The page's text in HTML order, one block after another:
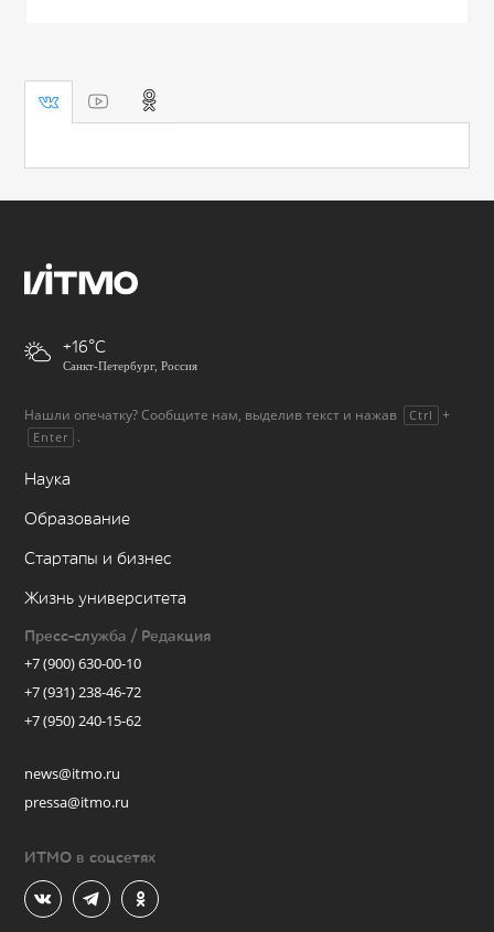
+16
Санкт-Петербург, Россия
Нашли опечатку? Сообщите нам, выделив текст и нажав Ctrl +
Enter .
Наука
Образование
Стартапы и бизнес
Жизнь университета
Пресс-служба / Редакция
+7 (900) 630-00-10
+7 (931) 238-46-72
+7 (950) 240-15-62
news@itmo.ru
pressa@itmo.ru
ИТМО в соцсетях